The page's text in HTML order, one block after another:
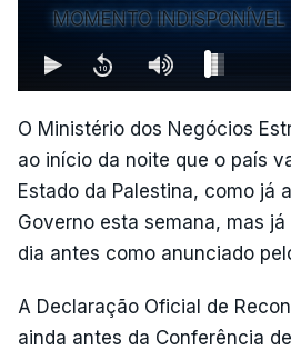
MOMENTO INDISPONÍVEL
O Ministério dos Negócios
ao início da noite que o país
Estado da Palestina, como já
Governo esta semana, mas
dia antes como anunciado
A Declaração Oficial de
ainda antes da Conferência